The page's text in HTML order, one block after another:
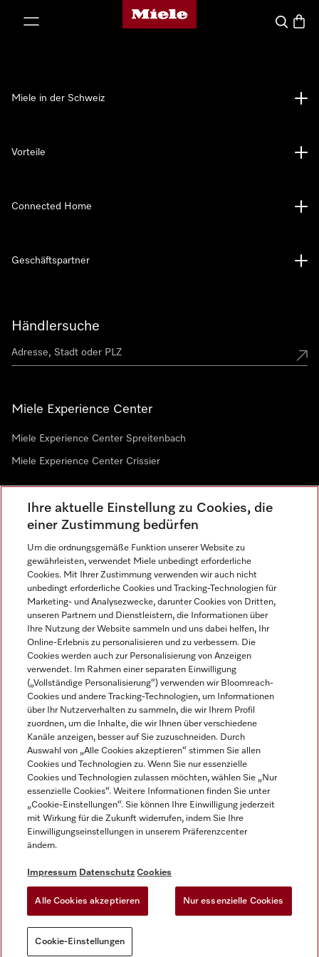
Miele-Homepage
Suche
Händlersuche
Miele Experience Center
Miele Experience Center Spreitenbach
Miele Experience Center Crissier
Newsletter
Sprache
DEUTSCH
Miele in der Schweiz
Vorteile
Connected Home
Geschäftspartner
Impressum
Datenschutz
Cookie-Einstellungen
Miele auf YoutubeMiele auf Instagram
Miele auf Facebook
Miele auf LinkedInMiele auf LinkedIn
Ihre aktuelle Einstellung zu Cookies, die
einer Zustimmung bedürfen
Um die ordnungsgemäße Funktion unserer Website zu
gewährleisten, verwendet Miele unbedingt erforderliche
Cookies. Mit Ihrer Zustimmung verwenden wir auch nicht
unbedingt erforderliche Cookies und Tracking-Technologien für
Marketing- und Analysezwecke, darunter Cookies von Dritten,
unseren Partnern und Dienstleistern, die Informationen über
Ihre Nutzung der Website sammeln und uns dabei helfen, Ihr
Online-Erlebnis zu personalisieren und zu verbessern. Die
Cookies werden auch zur Personalisierung von Anzeigen
verwendet. Im Rahmen einer separaten Einwilligung
(„Vollständige Personalisierung“) verwenden wir Bloomreach-
Cookies und andere Tracking-Technologien, um Informationen
über Ihr Nutzerverhalten zu sammeln, die wir Ihrem Profil
zuordnen, um die Inhalte, die wir Ihnen über verschiedene
Kanäle anzeigen, besser auf Sie zuzuschneiden. Durch
Auswahl von „Alle Cookies akzeptieren“ stimmen Sie allen
Cookies und Technologien zu. Wenn Sie nur essenzielle
Cookies und Technologien zulassen möchten, wählen Sie „Nur
essenzielle Cookies“. Weitere Informationen finden Sie unter
„Cookie-Einstellungen“. Sie können Ihre Einwilligung jederzeit
mit Wirkung für die Zukunft widerrufen, indem Sie Ihre
Einwilligungseinstellungen in unserem Präferenzcenter
ändern.
Impressum Datenschutz Cookies
Alle Cookies akzeptieren Nur essenzielle Cookies
Cookie-Einstellungen